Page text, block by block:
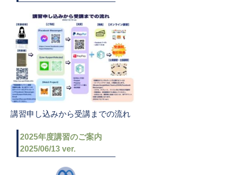
講習申し込みから受講までの流れ
2025年度講習のご案内
2025/06/13 ver.